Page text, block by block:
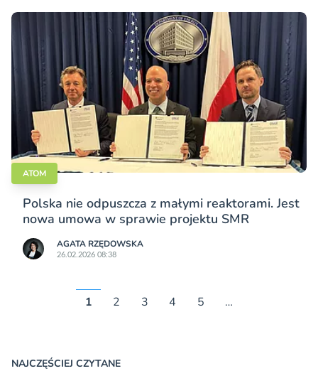
ATOM
Polska nie odpuszcza z małymi reaktorami. Jest
nowa umowa w sprawie projektu SMR
AGATA RZĘDOWSKA
26.02.2026 08:38
1 2 3 4 5 …
NAJCZĘŚCIEJ CZYTANE